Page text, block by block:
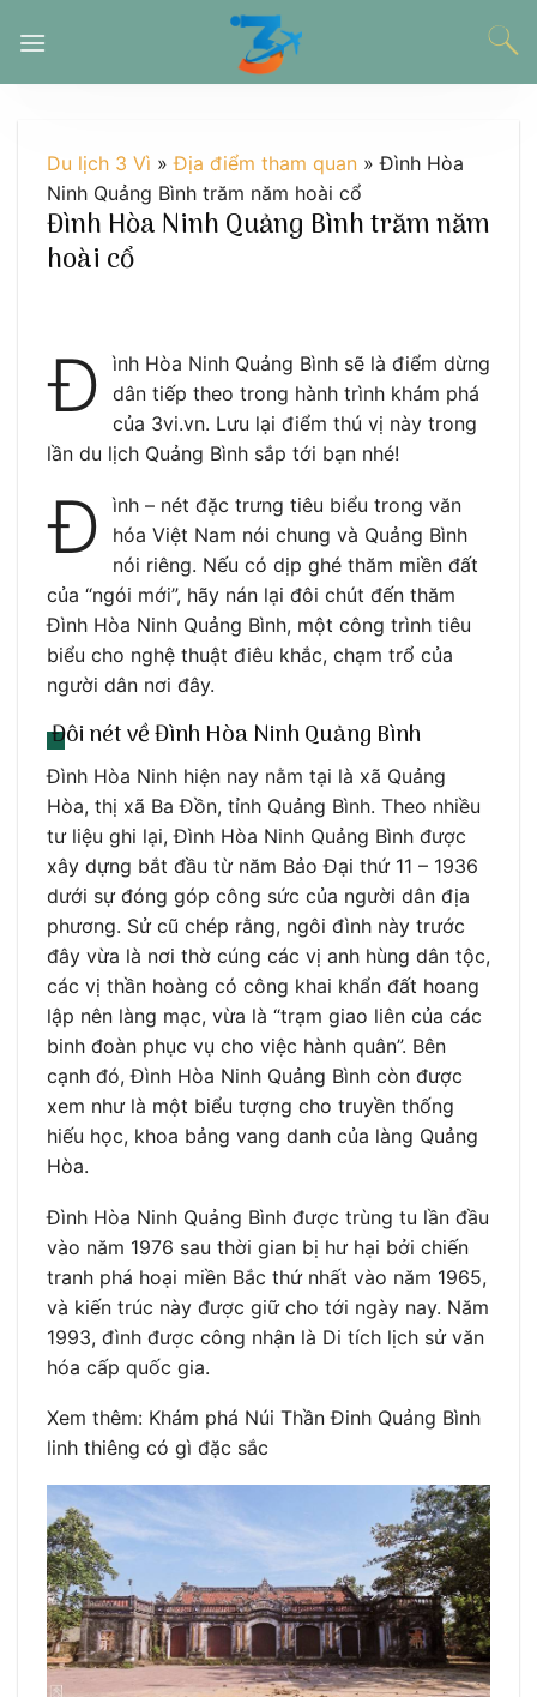
đến
Du lịch 3 Vì »Địa điểm tham quan »Đình Hòa
Ninh Quảng Bình trăm năm hoài cổ
Đình Hòa Ninh Quảng Bình trăm năm
hoài cổ
Đ
ình Hòa Ninh Quảng Bình sẽ là điểm dừng
dân tiếp theo trong hành trình khám phá
của 3vi.vn. Lưu lại điểm thú vị này trong
lần du lịch Quảng Bình sắp tới bạn nhé!
Đ
ình – nét đặc trưng tiêu biểu trong văn
hóa Việt Nam nói chung và Quảng Bình
nói riêng. Nếu có dịp ghé thăm miền đất
của “ngói mới”, hãy nán lại đôi chút đến thăm
Đình Hòa Ninh Quảng Bình, một công trình tiêu
biểu cho nghệ thuật điêu khắc, chạm trổ của
người dân nơi đây.
Đôi nét về Đình Hòa Ninh Quảng Bình
Đình Hòa Ninh hiện nay nằm tại là xã Quảng
Hòa, thị xã Ba Đồn, tỉnh Quảng Bình. Theo nhiều
tư liệu ghi lại, Đình Hòa Ninh Quảng Bình được
xây dựng bắt đầu từ năm Bảo Đại thứ 11 – 1936
dưới sự đóng góp công sức của người dân địa
phương. Sử cũ chép rằng, ngôi đình này trước
đây vừa là nơi thờ cúng các vị anh hùng dân tộc,
các vị thần hoàng có công khai khẩn đất hoang
lập nên làng mạc, vừa là “trạm giao liên của các
binh đoàn phục vụ cho việc hành quân”. Bên
cạnh đó, Đình Hòa Ninh Quảng Bình còn được
xem như là một biểu tượng cho truyền thống
hiếu học, khoa bảng vang danh của làng Quảng
Hòa.
Đình Hòa Ninh Quảng Bình được trùng tu lần đầu
vào năm 1976 sau thời gian bị hư hại bởi chiến
tranh phá hoại miền Bắc thứ nhất vào năm 1965,
và kiến trúc này được giữ cho tới ngày nay. Năm
1993, đình được công nhận là Di tích lịch sử văn
hóa cấp quốc gia.
Xem thêm: Khám phá Núi Thần Đinh Quảng Bình
linh thiêng có gì đặc sắc